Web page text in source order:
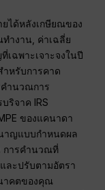
ได้หลังเกษียณของ
ำงาน, ค่าเฉลี่ย
ฉพาะเจาะจงในปี
ำหรับการคาด
ำนวณการ
ริจาค IRS
ของแคนาดา
าญแบบกำหนดผล
การคำนวณที่
ละปรับตามอัตรา
าคตของคุณ